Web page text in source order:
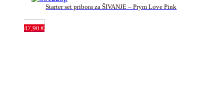
Starter set pribora za ŠIVANJE – Prym Love Pink
47,90 €